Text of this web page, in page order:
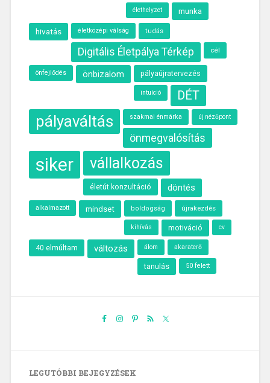
élethelyzet munka
hivatás életközépi válság tudás
Digitális Életpálya Térkép cél
önfejlődés önbizalom pályaújratervezés
intuíció DÉT
pályaváltás szakmai énmárka új nézőpont
önmegvalósítás
siker vállalkozás
életút konzultáció döntés
alkalmazott mindset boldogság újrakezdés
kihívás motiváció cv
40 elmúltam változás álom akaraterő
tanulás 50 felett
LEGUTÓBBI BEJEGYZÉSEK